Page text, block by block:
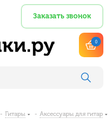
Заказать звонок
0
- Гитары - Аксессуары для гитар